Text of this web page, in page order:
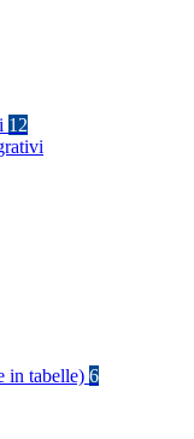
12
in tabelle) 6